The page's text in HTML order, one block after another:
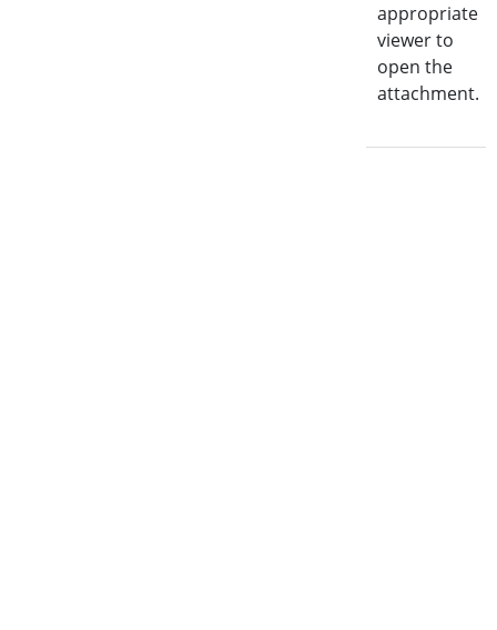
appropriate
viewer to
open the
attachment.